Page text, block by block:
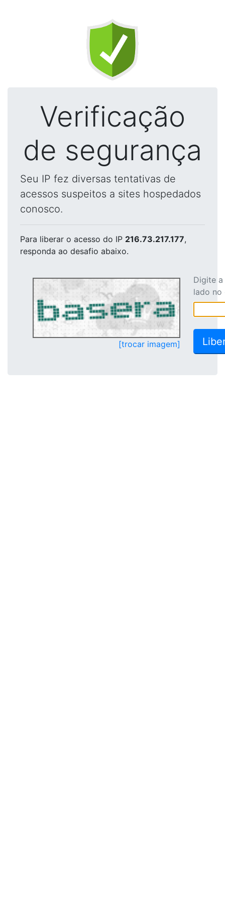
Verificação
de segurança
Seu IP fez diversas tentativas de
acessos suspeitos a sites hospedados
conosco.
Para liberar o acesso do IP 216.73.217.177,
responda ao desafio abaixo.
[trocar imagem]
Digite
lado no